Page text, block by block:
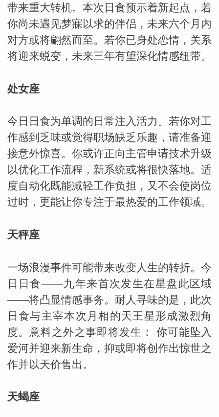
miller
带来重大转机。本次日食预示着新起点，若
你尚未遇见梦寐以求的伴侣，未来六个月内
对方或将翩然而至。若你已身处恋情，关系
将迎来蜕变，未来三年有望深化情感纽带。
处女座
今日日食为单调的日常注入活力。若你对工
作感到乏味或觉得职场缺乏乐趣，请准备迎
接意外惊喜。你或许正向主管申请技术升级
以优化工作流程，新系统或将很快落地。适
度自动化既能减轻工作负担，又不会使岗位
过时，更能让你专注于最热爱的工作领域。
天秤座
一场浪漫事件可能带来改变人生的转折。今
日日食——九年来首次发生在星盘此区域
——将凸显情感事务。耐人寻味的是，此次
日食与主宰本次月相的天王星形成激烈角
度。意料之外之事即将发生： 你可能坠入
爱河并迎来新生命，抑或即将创作出惊世之
作并以天价售出。
天蝎座